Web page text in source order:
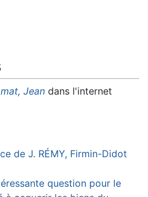
Jeandans l'internet
de J. RÉMY, Firmin-Didot
question pour le